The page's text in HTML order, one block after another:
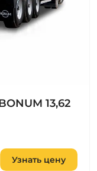
13,62
Узнать цену